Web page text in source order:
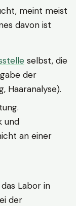
meint meist
davon ist
selbst, die
der
Haaranalyse).
und
an einer
Labor in
der